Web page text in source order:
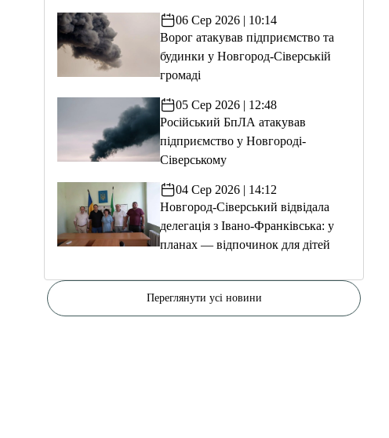
06 Сер 2026 | 10:14
Ворог атакував підприємство та
будинки у Новгород-Сіверській
громаді
05 Сер 2026 | 12:48
Російський БпЛА атакував
підприємство у Новгороді-
Сіверському
04 Сер 2026 | 14:12
Новгород-Сіверський відвідала
делегація з Івано-Франківська: у
планах — відпочинок для дітей
Переглянути усі новини